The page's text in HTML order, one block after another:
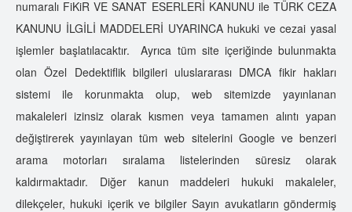
numaralı FiKiR VE SANAT ESERLERİ KANUNU ile TÜRK CEZA
KANUNU İLGİLİ MADDELERİ UYARINCA hukuki ve cezai yasal
işlemler başlatılacaktır. Ayrıca tüm site içeriğinde bulunmakta
olan Özel Dedektiflik bilgileri uluslararası DMCA fikir hakları
sistemi ile korunmakta olup, web sitemizde yayınlanan
makaleleri izinsiz olarak kısmen veya tamamen alıntı yapan
değiştirerek yayınlayan tüm web sitelerini Google ve benzeri
arama motorları sıralama listelerinden süresiz olarak
kaldırmaktadır. Diğer kanun maddeleri hukuki makaleler,
dilekçeler, hukuki içerik ve bilgiler Sayın avukatların göndermiş